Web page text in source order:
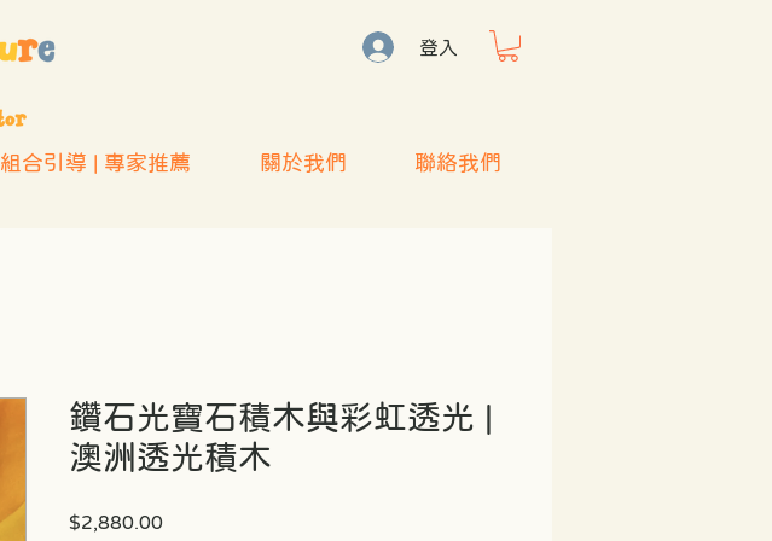
登入
組合引導 | 專家推薦 關於我們 聯絡我們
鑽石光寶石積木與彩虹透光 |
澳洲透光積木
$2,880.00價